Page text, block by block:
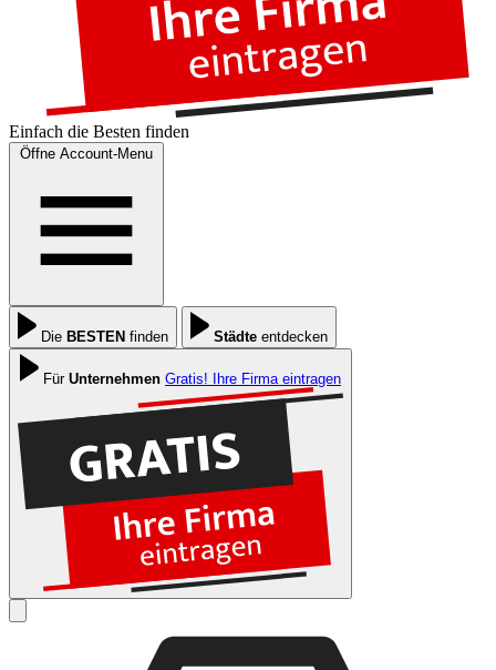
Einfach die Besten finden
Öffne Account-Menu
Die BESTEN finden Städte entdecken
Für Unternehmen Gratis! Ihre Firma eintragen